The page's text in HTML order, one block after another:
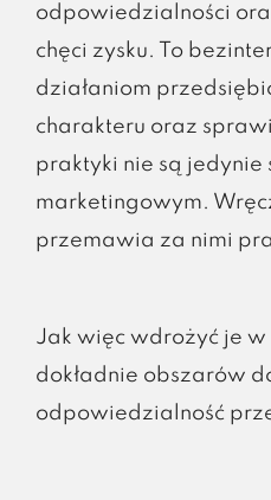
odpowiedzialności
chęci zysku. To
działaniom
charakteru oraz
praktyki nie są jedynie
marketingowym.
przemawia za nimi
Jak więc wdrożyć je w
dokładnie obszarów
odpowiedzialność